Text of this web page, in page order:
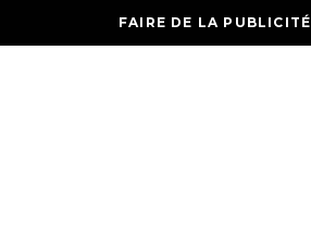
FAIRE DE LA PUBLICITÉ